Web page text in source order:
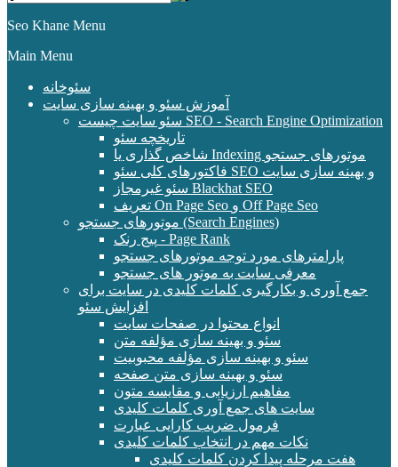
Seo Khane Menu
Main Menu
سئوخانه
آموزش سئو و بهینه سازی سایت
سئو سایت چیست SEO - Search Engine Optimization
تاریخچه سئو
شاخص گذاری یا Indexing موتورهای جستجو
فاکتورهای کلی سئو SEO و بهینه سازی سایت
سئو غیرمجاز Blackhat SEO
تعریف On Page Seo و Off Page Seo
موتورهای جستجو (Search Engines)
پیج رنک - Page Rank
پارامترهای مورد توجه موتورهای جستجو
معرفی سایت به موتور های جستجو
جمع آوری و بکارگیری کلمات کلیدی در سایت برای
افزایش سئو
انواع محتوا در صفحات سایت
سئو و بهینه سازی مؤلفه متن
سئو و بهینه سازی مؤلفه محبوبیت
سئو و بهینه سازی متن صفحه
مفاهیم ارزیابی و مقایسه متون
سایت های جمع آوری کلمات کلیدی
فرمول ضریب کارایی عبارت
نکات مهم در انتخاب کلمات کلیدی
هفت مرحله پیدا کردن کلمات کلیدی